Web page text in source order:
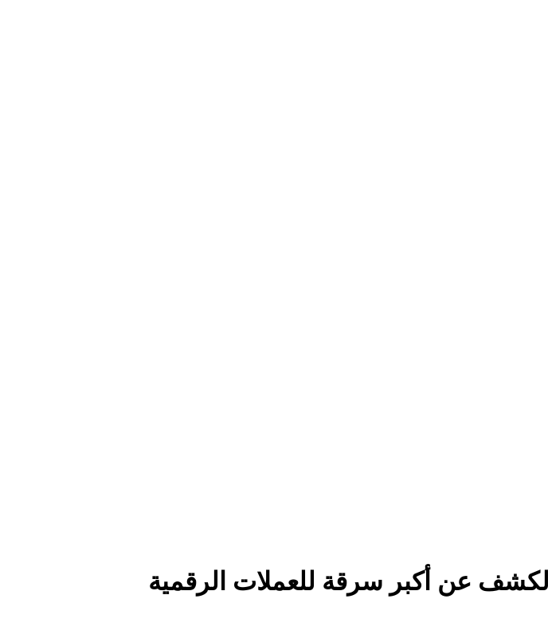
والكشف عن أكبر سرقة للعملات الرقمية